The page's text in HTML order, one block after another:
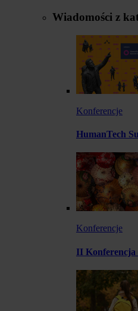
Wiadomości z
Konferencje
HumanTech
Konferencje
II Konferencja